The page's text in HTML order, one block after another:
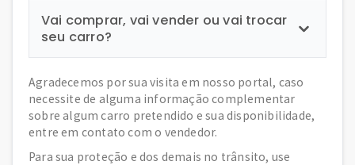
Vai comprar, vai vender ou vai trocar
seu carro?
Agradecemos por sua visita em nosso portal, caso
necessite de alguma informação complementar
sobre algum carro pretendido e sua disponibilidade,
entre em contato com o vendedor.
Para sua proteção e dos demais no trânsito, use